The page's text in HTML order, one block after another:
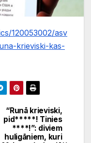
120053002/asv
krieviski-kas-
“Runā krieviski,
pid*****! Tinies
****!”: diviem
huligāniem, kuri